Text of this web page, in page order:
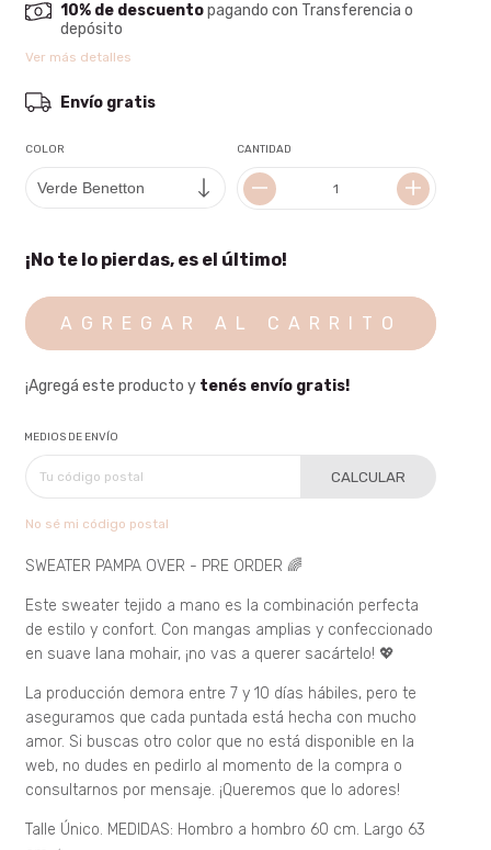
10% de descuentopagando con Transferencia o
depósito
Ver más detalles
Envío gratis
COLOR CANTIDAD
¡No te lo pierdas, es el último!
¡Agregá este producto y tenés envío gratis!
MEDIOS DE ENVÍO
CALCULAR
No sé mi código postal
SWEATER PAMPA OVER - PRE ORDER 🌈
Este sweater tejido a mano es la combinación perfecta
de estilo y confort. Con mangas amplias y confeccionado
en suave lana mohair, ¡no vas a querer sacártelo! 💖
La producción demora entre 7 y 10 días hábiles, pero te
aseguramos que cada puntada está hecha con mucho
amor. Si buscas otro color que no está disponible en la
web, no dudes en pedirlo al momento de la compra o
consultarnos por mensaje. ¡Queremos que lo adores!
Talle Único. MEDIDAS: Hombro a hombro 60 cm. Largo 63